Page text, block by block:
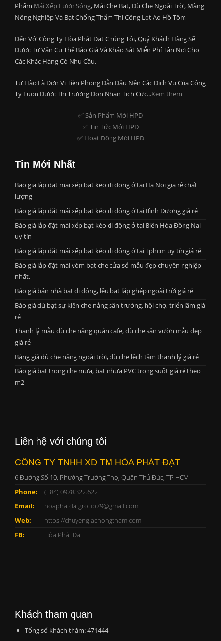
Phẩm Mái Xếp Lượn Sóng, Mái Che Bạt, Dù Che Ngoài Trời, Màng
Nông Nghiệp Và Bạt Chống Thấm Thi Công Lót Ao Hồ Tôm
Đến Với Công Ty Hòa Phát Đạt Chúng Tôi, Quý Khách Hàng Sẽ
Được Tư Vấn Cụ Thể Báo Giá Và Khảo Sát Miễn Phí Tận Nơi Cho
Các Khác Hàng Có Nhu Cầu.
Tự Hào Là Đơn Vị Tiên Phong Dẫn Đầu Nên Các Dịch Vụ Của Công
Ty Luôn Được Thị Trường Đón Nhận Tích Cực...Xem thêm
✅ Sản Phẩm Mới HPD
✅ Tin Tức Mới HPD
✅ Hoạt Động Mới HPD
Tin Mới Nhất
Báo giá lắp đặt mái xếp bạt kéo di đông ở tại Hà Nội giá rẻ chất
lượng
Báo giá lắp đặt mái xếp bạt kéo di đông ở tại Bình Dương giá rẻ
Báo giá lắp đặt mái xếp bạt kéo di động ở tại Biên Hòa Đồng Nai
uy tín
Báo giá lắp đặt mái xếp bạt kéo di động ở tại Tphcm uy tín giá rẻ
Báo giá lắp đặt mái vòm bạt che cửa sổ mẫu đẹp chuyên nghiệp
nhất.
Báo giá bán nhà bạt di động, lều bạt lắp ghép ngoài trời giá rẻ
Báo giá dù bạt sự kiện che nắng sân trường, hội chợ, triển lãm giá
rẻ
Thanh lý mẫu dù che nắng quán cafe, dù che sân vườn mẫu đẹp
giá rẻ
Bảng giá dù che nắng ngoài trời, dù che lệch tâm thanh lý giá rẻ
Báo giá bạt trong che mưa, bạt nhựa PVC trong suốt giá rẻ theo
m2
Liên hệ với chúng tôi
CÔNG TY TNHH XD TM HÒA PHÁT ĐẠT
6 Đường Số 10, Phường Trường Thọ, Quận Thủ Đức, TP HCM
Phone:
(+84) 0978.322.622
Email:
hoaphatdatgroup79@gmail.com
Web:
https://chuyengiachongtham.com
FB:
Hòa Phát Đạt
Khách tham quan
Tổng số khách thăm: 471444